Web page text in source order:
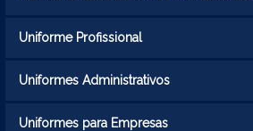
Uniforme Profissional
Uniformes Administrativos
Uniformes para Empresas